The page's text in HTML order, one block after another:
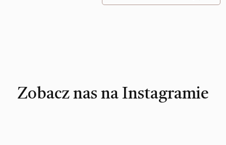
Zobacz nas na Instagramie